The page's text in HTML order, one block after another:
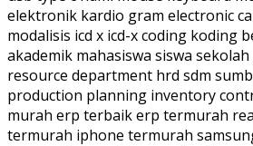
elektronik kardio gram electronic
modalisis icd x icd-x coding koding
akademik mahasiswa siswa
resource department hrd sdm
production planning inventory
murah erp terbaik erp termurah
termurah iphone termurah